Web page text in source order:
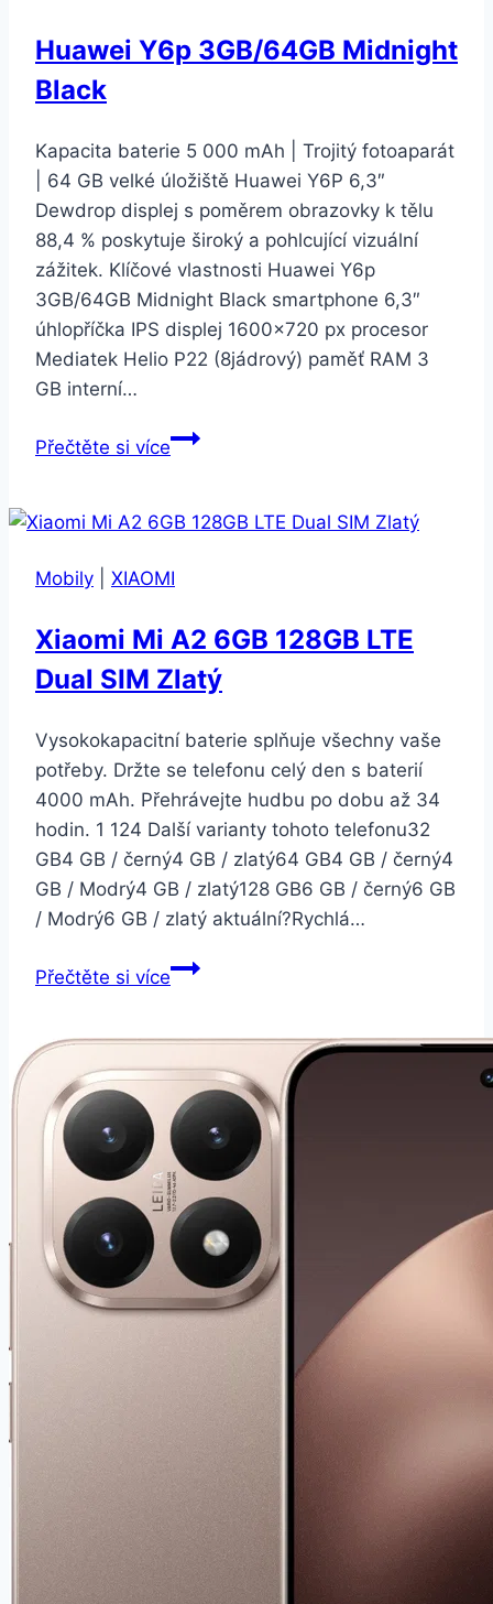
Huawei Y6p 3GB/64GB Midnight
Black
Kapacita baterie 5 000 mAh | Trojitý fotoaparát
| 64 GB velké úložiště Huawei Y6P 6,3″
Dewdrop displej s poměrem obrazovky k tělu
88,4 % poskytuje široký a pohlcující vizuální
zážitek. Klíčové vlastnosti Huawei Y6p
3GB/64GB Midnight Black smartphone 6,3″
úhlopříčka IPS displej 1600×720 px procesor
Mediatek Helio P22 (8jádrový) paměť RAM 3
GB interní…
Přečtěte si víceHuawei
Midnight
Mobily
XIAOMI
Xiaomi Mi A2 6GB 128GB LTE
Dual SIM Zlatý
Vysokokapacitní baterie splňuje všechny vaše
potřeby. Držte se telefonu celý den s baterií
4000 mAh. Přehrávejte hudbu po dobu až 34
hodin. 1 124 Další varianty tohoto telefonu32
GB4 GB / černý4 GB / zlatý64 GB4 GB / černý4
GB / Modrý4 GB / zlatý128 GB6 GB / černý6 GB
/ Modrý6 GB / zlatý aktuální?Rychlá…
Přečtěte si víceXiaomi
128GB
LTE
Dual
SIM
Zlatý